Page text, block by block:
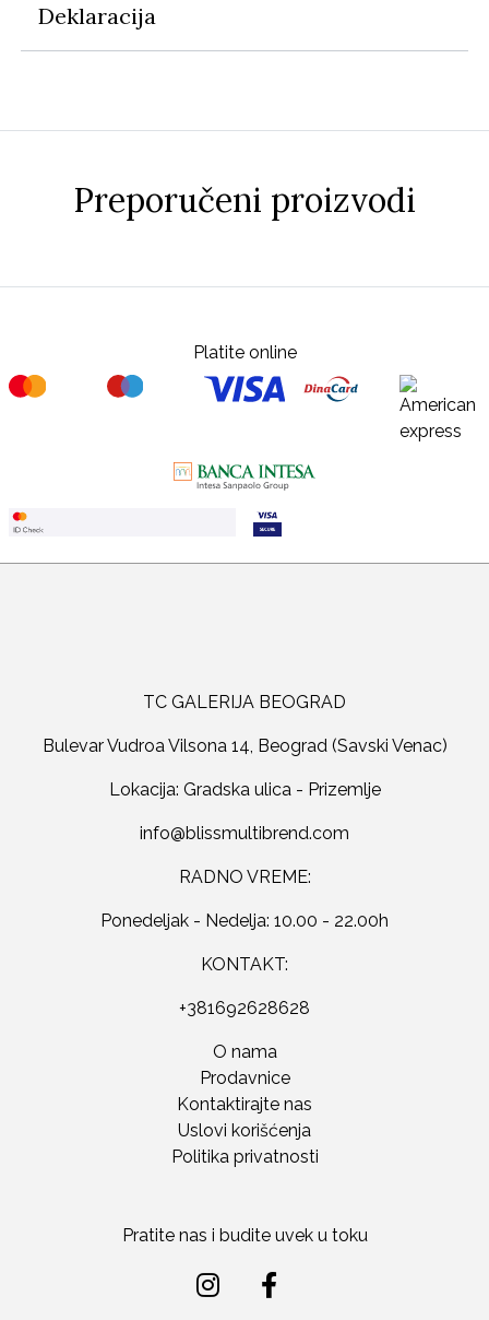
Deklaracija
Preporučeni proizvodi
Platite online
TC GALERIJA BEOGRAD
Bulevar Vudroa Vilsona 14, Beograd (Savski Venac)
Lokacija: Gradska ulica - Prizemlje
RADNO VREME:
Ponedeljak - Nedelja: 10.00 - 22.00h
KONTAKT:
+381692628628
O nama
Prodavnice
Kontaktirajte nas
Uslovi korišćenja
Politika privatnosti
Pratite nas i budite uvek u toku